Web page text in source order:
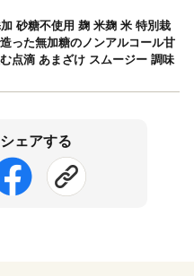
砂糖不使用 麹 米麹 米 特別栽
った無加糖のノンアルコール甘
点滴 あまざけ スムージー 調味
ェアする